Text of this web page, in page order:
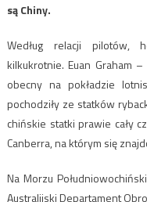
są Chiny.
Według relacji pilotów,
kilkukrotnie. Euan Graham
obecny na pokładzie
pochodziły ze statków
chińskie statki prawie cały
Canberra, na którym się
Na Morzu
Australijski Departament